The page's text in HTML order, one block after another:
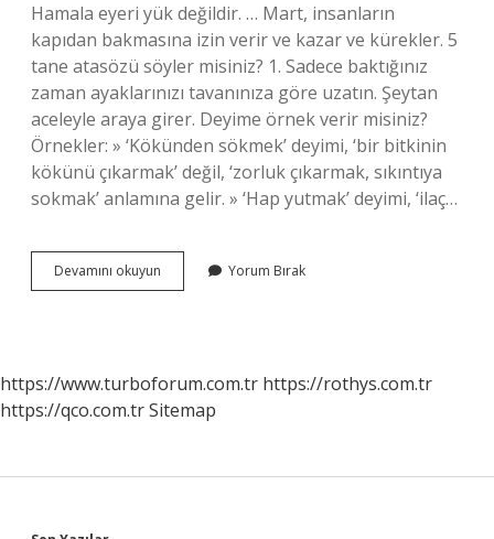
Hamala eyeri yük değildir. … Mart, insanların
kapıdan bakmasına izin verir ve kazar ve kürekler. 5
tane atasözü söyler misiniz? 1. Sadece baktığınız
zaman ayaklarınızı tavanınıza göre uzatın. Şeytan
aceleyle araya girer. Deyime örnek verir misiniz?
Örnekler: » ‘Kökünden sökmek’ deyimi, ‘bir bitkinin
kökünü çıkarmak’ değil, ‘zorluk çıkarmak, sıkıntıya
sokmak’ anlamına gelir. » ‘Hap yutmak’ deyimi, ‘ilaç…
Devamını okuyun Deyimle
Atasözü
Yorum Bırak
https://www.turboforum.com.tr https://rothys.com.tr
https://qco.com.trSitemap